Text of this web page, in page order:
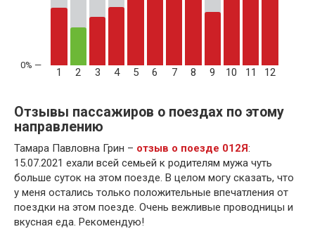
1 2 3 4 5 6 7 8 9 10 11 12
Отзывы пассажиров о поездах по этому
направлению
Тамара Павловна Грин – отзыв о поезде 012Я:
15.07.2021 ехали всей семьей к родителям мужа чуть
больше суток на этом поезде. В целом могу сказать, что
у меня остались только положительные впечатления от
поездки на этом поезде. Очень вежливые проводницы и
вкусная еда. Рекомендую!